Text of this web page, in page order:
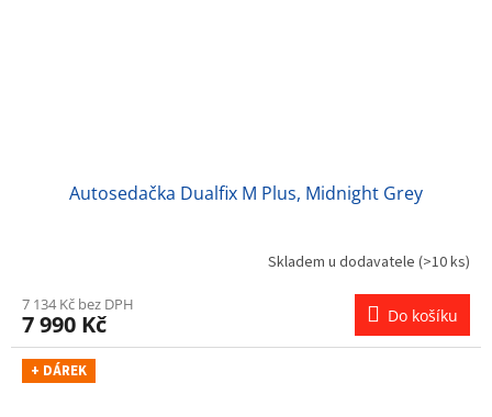
Autosedačka Dualfix M Plus, Midnight Grey
Skladem u dodavatele (>10 ks)
7 134 Kč bez DPH
7 990 Kč Do košíku
+ DÁREK